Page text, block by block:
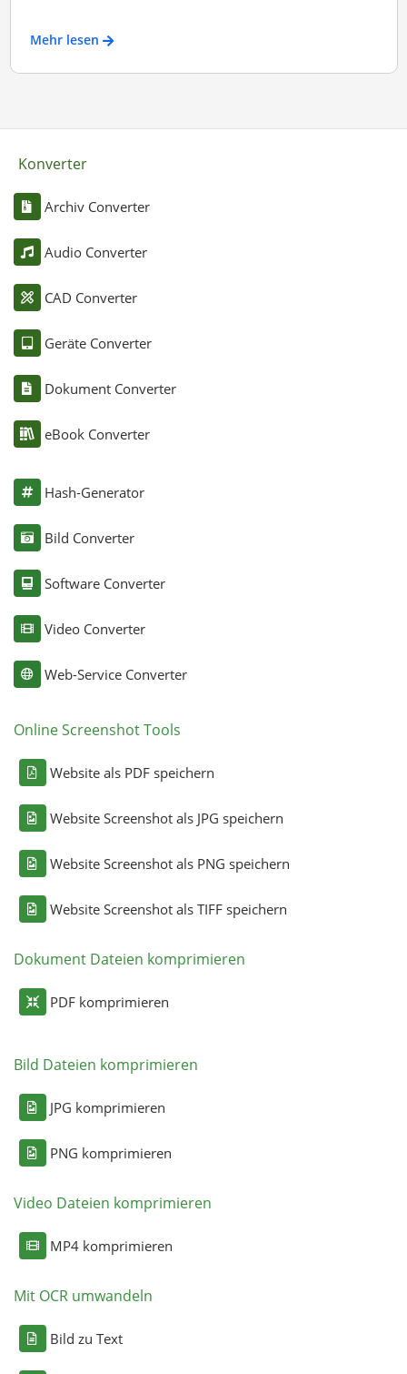
Mehr lesen
Konverter
Archiv Converter
Audio Converter
CAD Converter
Geräte Converter
Dokument Converter
eBook Converter
Hash-Generator
Bild Converter
Software Converter
Video Converter
Web-Service Converter
Online Screenshot Tools
Website als PDF speichern
Website Screenshot als JPG speichern
Website Screenshot als PNG speichern
Website Screenshot als TIFF speichern
Dokument Dateien komprimieren
PDF komprimieren
Bild Dateien komprimieren
JPG komprimieren
PNG komprimieren
Video Dateien komprimieren
MP4 komprimieren
Mit OCR umwandeln
Bild zu Text